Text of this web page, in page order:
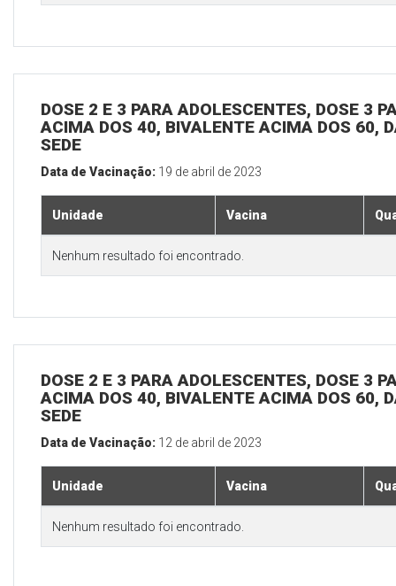
DOSE 2 E 3 PARA ADOLESCENTES, DOSE 3
ACIMA DOS 40, BIVALENTE ACIMA DOS 60,
SEDE
Data de Vacinação: 19 de abril de 2023
Unidade Vacina
Nenhum resultado foi encontrado.
DOSE 2 E 3 PARA ADOLESCENTES, DOSE 3
ACIMA DOS 40, BIVALENTE ACIMA DOS 60,
SEDE
Data de Vacinação: 12 de abril de 2023
Unidade Vacina
Nenhum resultado foi encontrado.